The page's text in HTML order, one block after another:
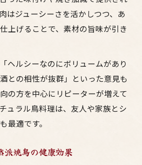
はジューシーさを活かしつつ、あ
上げることで、素材の旨味が引き
ヘルシーなのにボリュームがあり
との相性が抜群」といった意見も
の方を中心にリピーターが増えて
ュラル鳥料理は、友人や家族とシ
最適です。
派焼鳥の健康効果